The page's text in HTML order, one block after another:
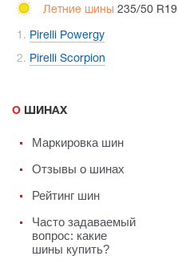
Летние шины 235/50 R19
Pirelli Powergy
Pirelli Scorpion
О ШИНАХ
Маркировка шин
Отзывы о шинах
Рейтинг шин
Часто задаваемый
вопрос: какие
шины купить?